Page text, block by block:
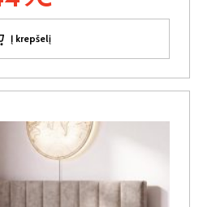
Į krepšelį